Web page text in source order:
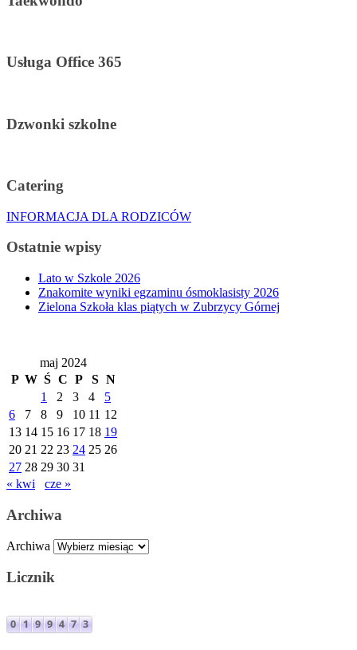
Usługa Office 365
Dzwonki szkolne
Catering
INFORMACJA DLA RODZICÓW
Ostatnie wpisy
Lato w Szkole 2026
Znakomite wyniki egzaminu ósmoklasisty 2026
Zielona Szkoła klas piątych w Zubrzycy Górnej
maj 2024
P W Ś C P S N
1
2 3 4
5
6
7 8 9 10 11 12
13 14 15 16 17 18 19
20 21 22 23 24 25 26
27 28 29 30 31
« kwi
cze »
Archiwa
Archiwa
Licznik